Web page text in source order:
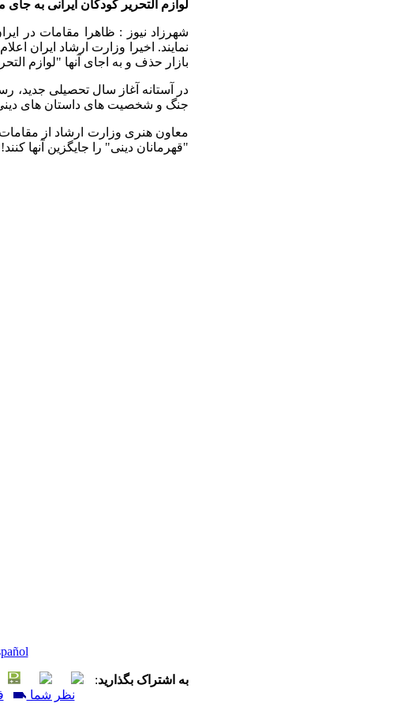
لوازم التحریر کودکان ایرانی به
شهرزاد نیوز : ظاهرا مقامات در
نمایند. اخیرا وزارت ارشاد ایران
بازار حذف و به اجای آنها "لوازم
در آستانه آغاز سال تحصیلی جدید،
جنگ و شخصیت های داستان های
معاون هنری وزارت ارشاد از
"قهرمانان دینی" را جایگزین آنها کنند!
به اشتراک بگذارید:
نظر شما